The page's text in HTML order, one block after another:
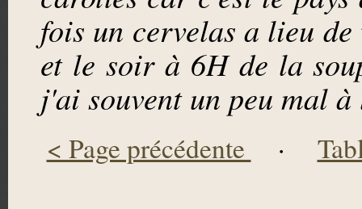
fois un cervelas a lieu
et le soir à 6H de la
j'ai souvent un peu mal
< Page précédente ·